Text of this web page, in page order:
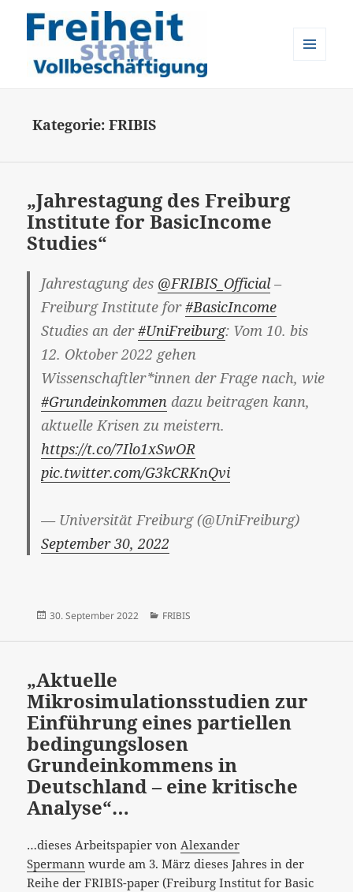
Kategorie:FRIBIS
„Jahrestagung des Freiburg
Institute for BasicIncome
Studies“
Jahrestagung des @FRIBIS_Official–
Freiburg Institute for#BasicIncome
Studies an der#UniFreiburg: Vom 10. bis
12. Oktober 2022 gehen
Wissenschaftler*innen der Frage nach, wie
#Grundeinkommen dazu beitragen kann,
aktuelle Krisen zu meistern.
https://t.co/7Ilo1xSwOR
pic.twitter.com/G3kCRKnQvi
— Universität Freiburg (@UniFreiburg)
September 30, 2022
Veröffentlicht
30. September 2022 Kategorien
FRIBIS
„Aktuelle
Mikrosimulationsstudien zur
Einführung eines partiellen
bedingungslosen
Grundeinkommens in
Deutschland – eine kritische
Analyse​“…
…dieses Arbeitspapier vonAlexander
Spermann wurde am 3. März dieses Jahres in der
Reihe der FRIBIS-paper (Freiburg Institut for Basic